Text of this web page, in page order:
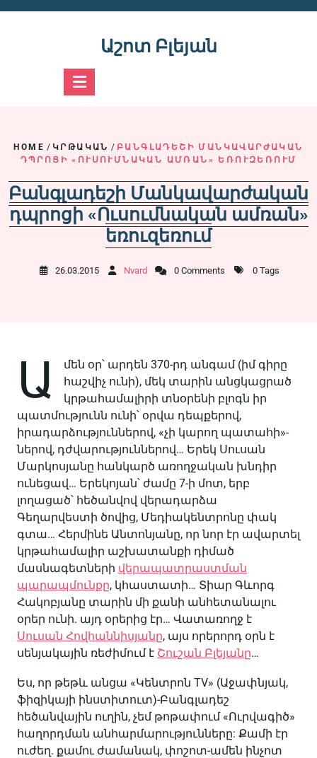
Աշոտ Բլեյան
HOME / ԿՐԹԱԿԱՆ / ԲԱՆԳԼԱԴԵՇԻ ՄԱՆԿԱՎԱՐԺԱԿԱՆ
ԴՊՐՈՑԻ «ՈՒՍՈՒՄՆԱԿԱՆ ԱՄՌԱՆ» ԵՌՈՒԶԵՌՈՒՄ
Բանգլադեշի Մանկավարժական
դպրոցի «Ուսումնական ամռան»
եռուզեռում
26.03.2015 Nvard 0 Comments 0 Tags
Ա
մեն օր՝ արդեն 370-րդ անգամ (իմ գիրը
հաշվիչ ունի), մեկ տարին անցկացրած
կրթահամալիրի տնօրենի բլոգն իր
պատմությունն ունի՝ օրվա դեպքերով,
իրադարձություններով, «չի կարող պատահի»-
ներով, դժվարություններով… Երեկ Սուսան
Մարկոսյանը հանկարծ առողջական խնդիր
ունեցավ… Երեկոյան՝ ժամը 7-ի մոտ, երբ
լողացած՝ հեծանվով վերադարձա
Գեղարվեստի ծովից, Մեդիակենտրոնը փակ
գտա… Հերմինե Անտոնյանը, որ նոր էր ավարտել
կրթահամալիր աշխատանքի դիմած
մասնագետների վերապատրաստման
պարապմունքը, կհաստատի… Տիար Գևորգ
Հակոբյանը տարին մի քանի անհետանալու
օրեր ունի. այդ օրերից էր… Վատառողջ է
Սուսան Հովհաննիսյանը, այս որերորդ օրն է
սենյակային ռեժիմում է Շուշան Բլեյանը…
Ես, որ թեթև անցա «Կենտրոն TV» (Աջափնյակ,
ֆիզիկայի ինստիտուտ)-Բանգլադեշ
հեծանվային ուղին, չեմ թոթափում «Ուրվագիծ»
հաղորդման անհարմարությունները: Քամի էր
ուժեղ. քամու ժամանակ, փոշոտ-ամեն ինչոտ